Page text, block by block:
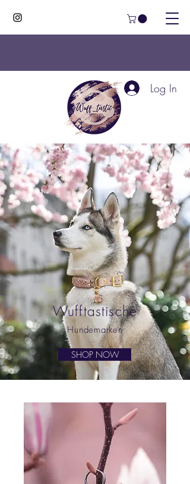
Log In
Wufftastische
Hundemarken
SHOP NOW